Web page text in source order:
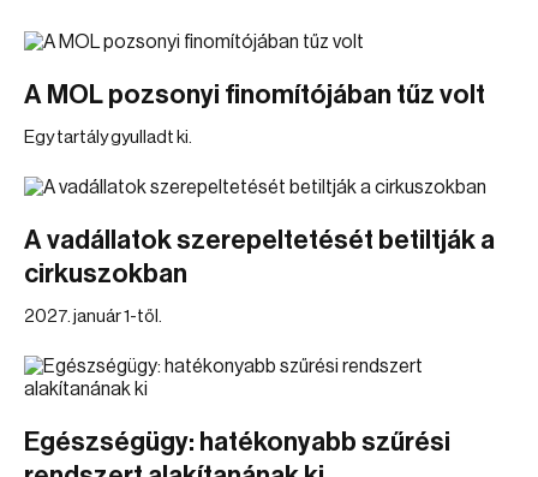
A MOL pozsonyi finomítójában tűz volt
Egy tartály gyulladt ki.
A vadállatok szerepeltetését betiltják a
cirkuszokban
2027. január 1-től.
Egészségügy: hatékonyabb szűrési